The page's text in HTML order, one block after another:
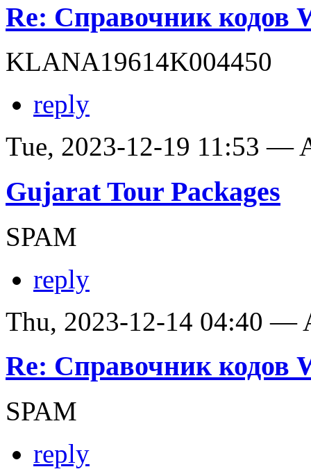
Re: Справочник кодов
KLANA19614K004450
reply
Tue, 2023-12-19 11:53 —
Gujarat Tour Packages
SPAM
reply
Thu, 2023-12-14 04:40 —
Re: Справочник кодов
SPAM
reply